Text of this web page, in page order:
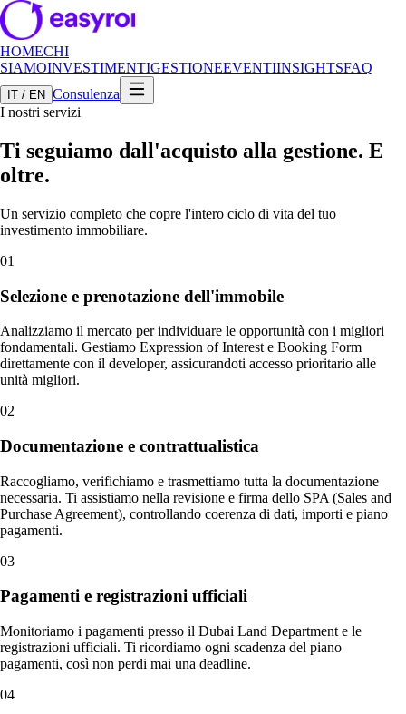
HOMECHI
SIAMOINVESTIMENTIGESTIONEEVENTIINSIGHTSFAQ
IT / EN Consulenza
I nostri servizi
Ti seguiamo dall'acquisto alla gestione. E
oltre.
Un servizio completo che copre l'intero ciclo di vita del tuo
investimento immobiliare.
01
Selezione e prenotazione dell'immobile
Analizziamo il mercato per individuare le opportunità con i migliori
fondamentali. Gestiamo Expression of Interest e Booking Form
direttamente con il developer, assicurandoti accesso prioritario alle
unità migliori.
02
Documentazione e contrattualistica
Raccogliamo, verifichiamo e trasmettiamo tutta la documentazione
necessaria. Ti assistiamo nella revisione e firma dello SPA (Sales and
Purchase Agreement), controllando coerenza di dati, importi e piano
pagamenti.
03
Pagamenti e registrazioni ufficiali
Monitoriamo i pagamenti presso il Dubai Land Department e le
registrazioni ufficiali. Ti ricordiamo ogni scadenza del piano
pagamenti, così non perdi mai una deadline.
04